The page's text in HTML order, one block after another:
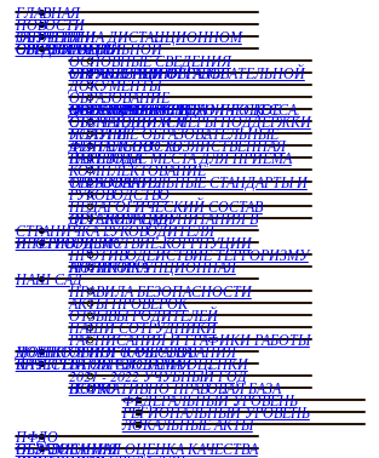
ГЛАВНАЯ
НОВОСТИ
ЗАНЯТИЯ НА ДИСТАНЦИОННОМ ОБУЧЕНИИ
СВЕДЕНИЯ ОБ ОБРАЗОРВАТЕЛЬНОЙ ОРГАНИЗАЦИИ
ОСНОВНЫЕ СВЕДЕНИЯ
СТРУКТУРА И ОРГАНЫ УПРАВЛЕНИЯ ОБРАЗОВАТЕЛЬНОЙ ОРГАНИЗАЦИИ
ДОКУМЕНТЫ
ОБРАЗОВАНИЕ
МАТЕРИАЛЬНО ТЕХНИЧЕСКОЕ ОБЕСПЕЧЕНИЕ И ОСНАЩЕННОСТЬ ОБРАЗОВАТЕЛЬНОГО ПРОЦЕССА. ДОСТУПНАЯ СРЕДА
СТЕПЕНДИИ И МЕРЫ ПОДДЕРЖКИ ОБУЧАЮЩИХСЯ
ПЛАТНЫЕ ОБРАЗОВАТЕЛЬНЫЕ УСЛУГИ
ФИНАНСОВО ХОЗЯЙСТВЕННАЯ ДЕЯТЕЛЬНОСТЬ
ВАКНТНЫЕ МЕСТА ДЛЯ ПРИЕМА ПЕРЕВОДА
КОМПЛЕКТОВАНИЕ
ОБРАЗОВАТЕЛЬНЫЕ СТАНДАРТЫ И ТРЕБОВАНИЯ
РУКОВОДСТВО
ПЕДАГОГИЧЕСКИЙ СОСТАВ
ОРГАНИЗАЦИЯ ПИТАНИЯ В ДЕТСКОМ САДУ
СТРАНИЧКА РУКОВОДИТЕЛЯ
ПРОТИВОДЕЙСТВИЕ КОРРПУЦИИ И ТЕРРОРИЗМУ
ПРОТИВОДЕЙСТВИЕ ТЕРРОРИЗМУ
АНТИКОРРУПЦИОННАЯ ПОЛИТИКА
НАШ САД
ПРАВИЛА БЕЗОПАСНОСТИ
АКТЫ ПРОВЕРОК
ОТЗЫВЫ РОДИТЕЛЕЙ
НАШИ СОТРУДНИКИ
РАСПИСАНИЯ И ГРАФИКИ РАБОТЫ
МОНИТОРИНГ КАЧЕСТВА ДОШКОЛЬНОГО ОБРАЗОВАНИЯ
ВНУТРЕННЯЯ СИСТЕМА ОЦЕНКИ КАЧЕСТВА ОБРАЗОВАНИЯ
2021 - 2022 УЧУБНЫЙ ГОД
НОРМАТИВНО ПРАВОВАЯ БАЗА ВСОКО
ФЕДЕРАЛЬНЫЙ УРОВЕНЬ
РЕГИОНАЛЬНЫЙ УРОВЕНЬ
ЛОКАЛЬНЫЕ АКТЫ
ПФДО
НЕЗАВИСИМАЯ ОЦЕНКА КАЧЕСТВА ОБРАЗОВАНИЯ